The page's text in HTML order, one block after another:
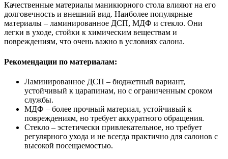
Качественные материалы маникюрного стола влияют на его
долговечность и внешний вид. Наиболее популярные
материалы – ламинированное ДСП, МДФ и стекло. Они
легки в уходе, стойки к химическим веществам и
повреждениям, что очень важно в условиях салона.
Рекомендации по материалам:
Ламинированное ДСП – бюджетный вариант,
устойчивый к царапинам, но с ограниченным сроком
службы.
МДФ – более прочный материал, устойчивый к
повреждениям, но требует аккуратного обращения.
Стекло – эстетически привлекательное, но требует
регулярного ухода и не всегда практично для салонов с
высокой посещаемостью.